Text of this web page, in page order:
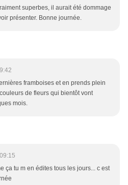
superbes, il aurait été dommage
présenter. Bonne journée.
framboises et en prends plein
de fleurs qui bientôt vont
mois.
ça tu m en édites tous les jours... c est